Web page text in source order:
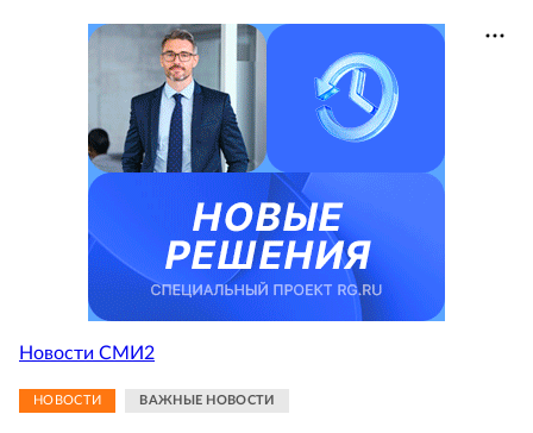
Новости СМИ2
НОВОСТИ ВАЖНЫЕ НОВОСТИ